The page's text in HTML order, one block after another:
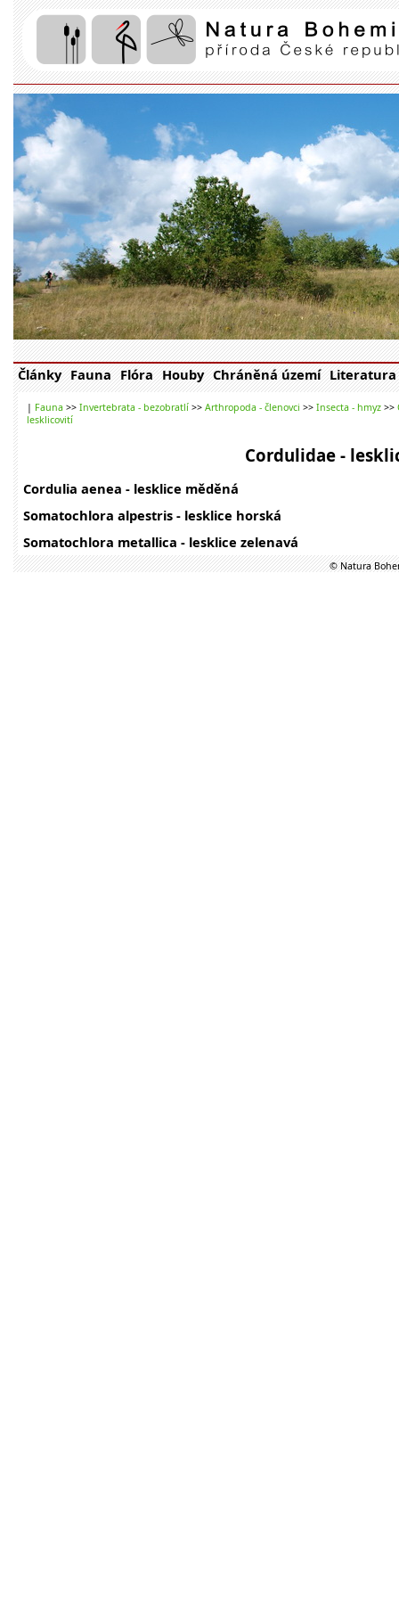
Články Fauna Flóra Houby Chráněná území Literatura
| Fauna >> Invertebrata - bezobratlí >> Arthropoda - členovci >> Insecta - hmyz >>
lesklicovití
Cordulidae -
Cordulia aenea - lesklice měděná
Somatochlora alpestris - lesklice horská
Somatochlora metallica - lesklice zelenavá
© Natura